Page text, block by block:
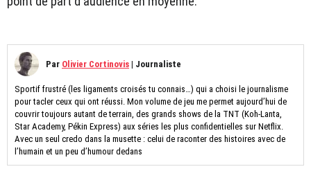
Par Olivier Cortinovis | Journaliste
Sportif frustré (les ligaments croisés tu connais…) qui a choisi le journalisme
pour tacler ceux qui ont réussi. Mon volume de jeu me permet aujourd’hui de
couvrir toujours autant de terrain, des grands shows de la TNT (Koh-Lanta,
Star Academy, Pékin Express) aux séries les plus confidentielles sur Netflix.
Avec un seul credo dans la musette : celui de raconter des histoires avec de
l’humain et un peu d’humour dedans